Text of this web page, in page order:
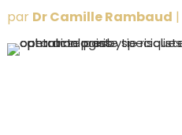
par Dr Camille Rambaud |